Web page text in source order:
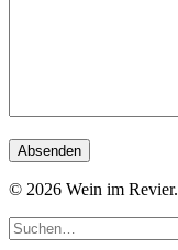
© 2026 Wein im Revier.